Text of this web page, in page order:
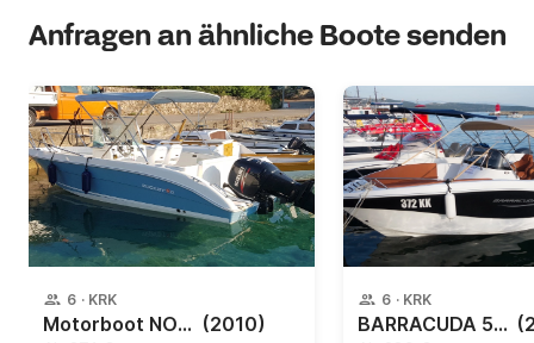
Anfragen an ähnliche Boote senden
6 · KRK
Motorboot NORTHSTAR 190CC 115PS (2010)
6 · KRK
BARRACUDA 545 - 373KK (100Hp)